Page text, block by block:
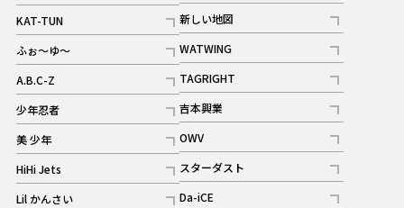
記事
KAT-TUN
記事
ふぉ～ゆ～
記事
A.B.C-Z
記事
ギャラリー
少年忍者
記事
美 少年
記事
HiHi Jets
記事
Lil かんさい
記事
新しい地図
記事
WATWING
記事
TAGRIGHT
記事
吉本興業
記事
OWV
記事
ギャラリー
スターダスト
記事
Da-iCE